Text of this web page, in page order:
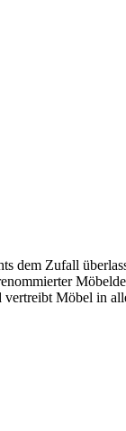
dem Zufall
vertreibt Möbel in